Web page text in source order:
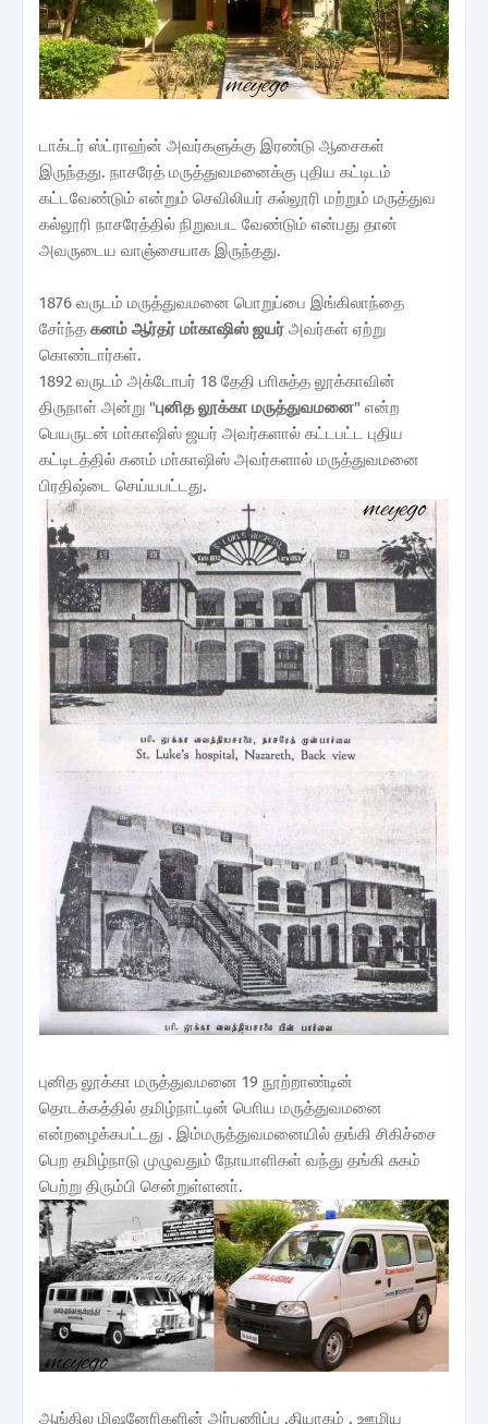
டாக்டர் ஸ்ட்ராஹ்ன் அவர்களுக்கு இரண்டு ஆசைகள்
இருந்தது. நாசரேத் மருத்துவமனைக்கு புதிய கட்டிடம்
கட்டவேண்டும் என்றும் செவிலியர் கல்லூரி மற்றும் மருத்துவ
கல்லூரி நாசரேத்தில் நிறுவபட வேண்டும் என்பது தான்
அவருடைய வாஞ்சையாக இருந்தது.
1876 வருடம் மருத்துவமனை பொறுப்பை இங்கிலாந்தை
சோ்ந்த கனம் ஆர்தர் மா்காஷிஸ் ஜயர் அவர்கள் ஏற்று
கொண்டார்கள்.
1892 வருடம் அக்டோபர் 18 தேதி பாிசுத்த லூக்காவின்
திருநாள் அன்று "புனித லூக்கா மருத்துவமனை" என்ற
பெயருடன் மா்காஷிஸ் ஜயர் அவர்களால் கட்டபட்ட புதிய
கட்டிடத்தில் கனம் மா்காஷிஸ் அவர்களால் மருத்துவமனை
பிரதிஷ்டை செய்யபட்டது.
புனித லூக்கா மருத்துவமனை 19 நூற்றாண்டின்
தொடக்கத்தில் தமிழ்நாட்டின் பொிய மருத்துவமனை
என்றழைக்கபட்டது . இம்மருத்துவமனையில் தங்கி சிகிச்சை
பெற தமிழ்நாடு முழுவதும் நோயாளிகள் வந்து தங்கி சுகம்
பெற்று திரும்பி சென்றுள்ளனா்.
ஆங்கில மிஷனேரிகளின் அர்பணிப்பு ,தியாகம் , ஊழிய